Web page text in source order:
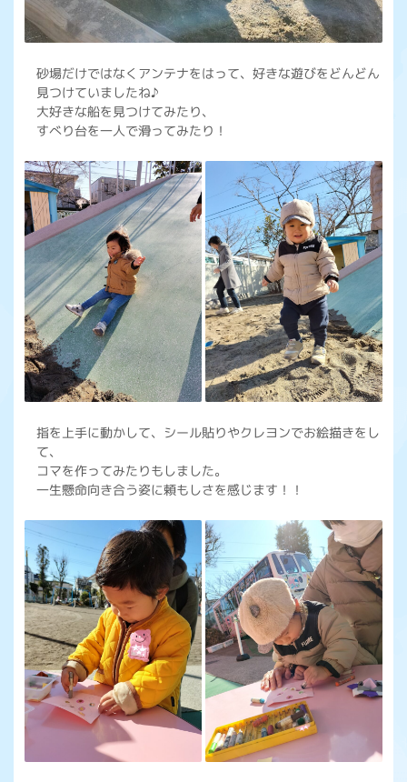
砂場だけではなくアンテナをはって、好きな遊びをどんどん
見つけていましたね♪
大好きな船を見つけてみたり、
すべり台を一人で滑ってみたり！
指を上手に動かして、シール貼りやクレヨンでお絵描きをし
て、
コマを作ってみたりもしました。
一生懸命向き合う姿に頼もしさを感じます！！